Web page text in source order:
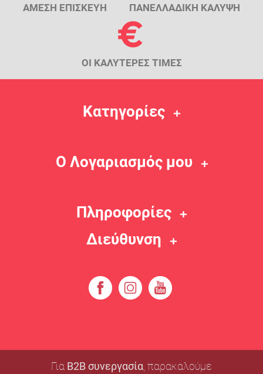
ΑΜΕΣΗ ΕΠΙΣΚΕΥΗ ΠΑΝΕΛΛΑΔΙΚΗ ΚΑΛΥΨΗ
ΟΙ ΚΑΛΥΤΕΡΕΣ ΤΙΜΕΣ
Κατηγορίες
Ο Λογαριασμός μου
Πληροφορίες
Διεύθυνση
Για B2B συνεργασία , παρακαλούμε